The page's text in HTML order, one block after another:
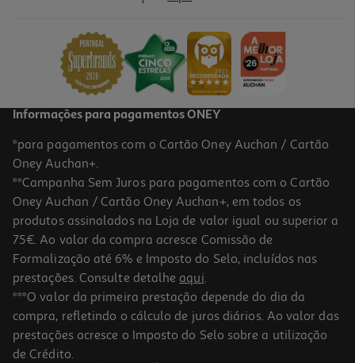
Price reduced from
4.3
Kefir Regalo Natural 1kg
2.82 €/Kg
2,82 €
Informações para pagamentos ONEY
*para pagamentos com o Cartão Oney Auchan / Cartão
Oney Auchan+.
**Campanha Sem Juros para pagamentos com o Cartão
Oney Auchan / Cartão Oney Auchan+, em todos os
produtos assinalados na Loja de valor igual ou superior a
75€. Ao valor da compra acresce Comissão de
Formalização até 6% e Imposto do Selo, incluídos nas
prestações. Consulte detalhe aqui.
***O valor da primeira prestação depende do dia da
compra, refletindo o cálculo de juros diários. Ao valor das
prestações acresce o Imposto do Selo sobre a utilização
de Crédito.